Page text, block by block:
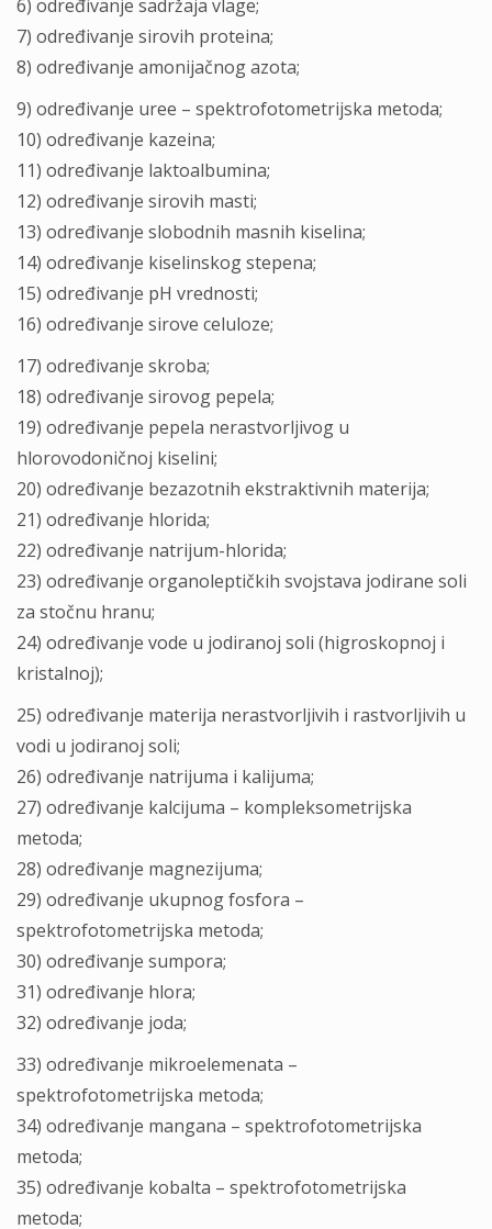
6) određivanje sadržaja vlage;
7) određivanje sirovih proteina;
8) određivanje amonijačnog azota;
9) određivanje uree – spektrofotometrijska metoda;
10) određivanje kazeina;
11) određivanje laktoalbumina;
12) određivanje sirovih masti;
13) određivanje slobodnih masnih kiselina;
14) određivanje kiselinskog stepena;
15) određivanje pH vrednosti;
16) određivanje sirove celuloze;
17) određivanje skroba;
18) određivanje sirovog pepela;
19) određivanje pepela nerastvorljivog u
hlorovodoničnoj kiselini;
20) određivanje bezazotnih ekstraktivnih materija;
21) određivanje hlorida;
22) određivanje natrijum-hlorida;
23) određivanje organoleptičkih svojstava jodirane soli
za stočnu hranu;
24) određivanje vode u jodiranoj soli (higroskopnoj i
kristalnoj);
25) određivanje materija nerastvorljivih i rastvorljivih u
vodi u jodiranoj soli;
26) određivanje natrijuma i kalijuma;
27) određivanje kalcijuma – kompleksometrijska
metoda;
28) određivanje magnezijuma;
29) određivanje ukupnog fosfora –
spektrofotometrijska metoda;
30) određivanje sumpora;
31) određivanje hlora;
32) određivanje joda;
33) određivanje mikroelemenata –
spektrofotometrijska metoda;
34) određivanje mangana – spektrofotometrijska
metoda;
35) određivanje kobalta – spektrofotometrijska
metoda;